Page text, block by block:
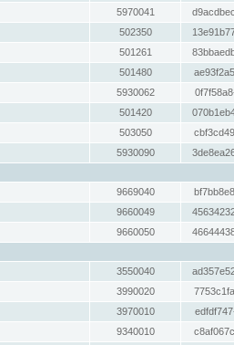
5970041
502350
501261
501480
5930062
501420
503050
5930090
9669040
9660049
9660050
3550040
3990020
3970010
9340010